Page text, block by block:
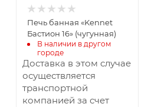
Чугун
Вид топлива
Дрова
Диаметр дымохода,
мм
115
Длина дров, мм
Печь банная «Kennet
Бастион 16» (чугунная)
В наличии в другом
городе
Доставка в этом случае
осуществляется
транспортной
компанией за счет